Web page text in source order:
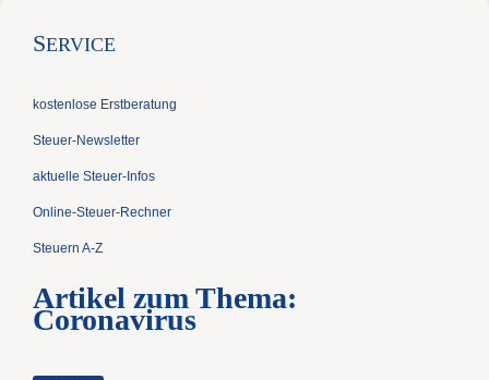
SERVICE
kostenlose Erstberatung
Steuer-Newsletter
aktuelle Steuer-Infos
Online-Steuer-Rechner
Steuern A-Z
Artikel zum Thema:
Coronavirus